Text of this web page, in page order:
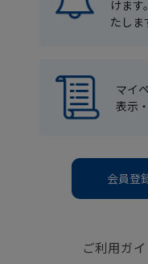
けます
たしま
マイ
表示
会員登
ご利用ガイ